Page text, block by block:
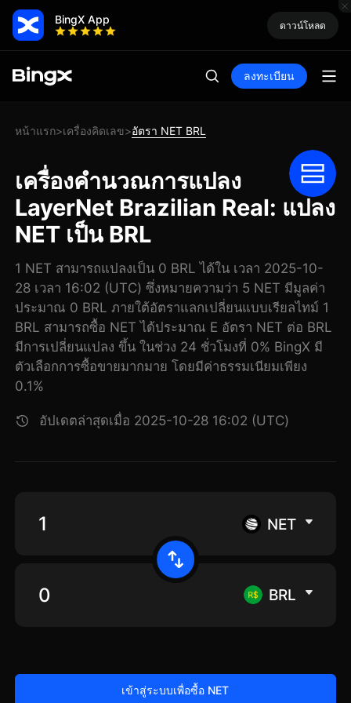
BingX App ดาวน์โหลด
ลงทะเบียน
หน้าแรก>เครื่องคิดเลข>อัตรา NET BRL
เครื่องคำนวณการแปลง
LayerNet Brazilian Real: แปลง
NET เป็น BRL
1 NET สามารถแปลงเป็น 0 BRL ได้ใน เวลา 2025-10-
28 เวลา 16:02 (UTC) ซึ่งหมายความว่า 5 NET มีมูลค่า
ประมาณ 0 BRL ภายใต้อัตราแลกเปลี่ยนแบบเรียลไทม์ 1
BRL สามารถซื้อ NET ได้ประมาณ E อัตรา NET ต่อ BRL
มีการเปลี่ยนแปลง ขึ้น ในช่วง 24 ชั่วโมงที่ 0% BingX มี
ตัวเลือกการซื้อขายมากมาย โดยมีค่าธรรมเนียมเพียง
0.1%
อัปเดตล่าสุดเมื่อ 2025-10-28 16:02 (UTC)
NET
BRL
เข้าสู่ระบบเพื่อซื้อ NET